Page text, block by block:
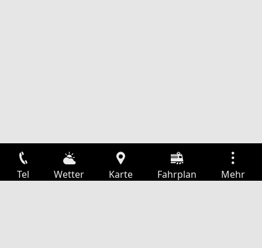
Tel Wetter Karte Fahrplan Mehr